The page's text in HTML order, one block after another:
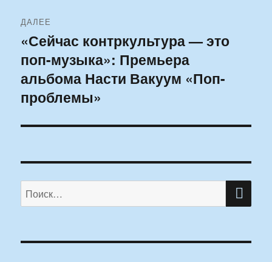
ДАЛЕЕ
Следующая
запись:
«Сейчас контркультура — это
поп-музыка»: Премьера
альбома Насти Вакуум «Поп-
проблемы»
Искать: